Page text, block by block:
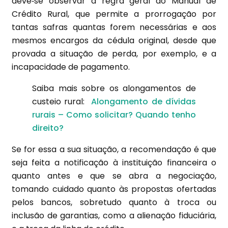
Crédito Rural, que permite a prorrogação por
tantas safras quantas forem necessárias e aos
mesmos encargos da cédula original, desde que
provada a situação de perda, por exemplo, e a
incapacidade de pagamento.
Saiba mais sobre os alongamentos de
custeio rural:Alongamento de dívidas
rurais – Como solicitar? Quando tenho
direito?
Se for essa a sua situação, a recomendação é que
seja feita a notificação à instituição financeira o
quanto antes e que se abra a negociação,
tomando cuidado quanto às propostas ofertadas
pelos bancos, sobretudo quanto à troca ou
inclusão de garantias, como a alienação fiduciária,